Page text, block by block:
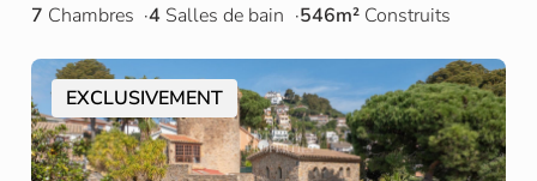
7 Chambres 4 Salles de bain 546m² Construits
EXCLUSIVEMENT